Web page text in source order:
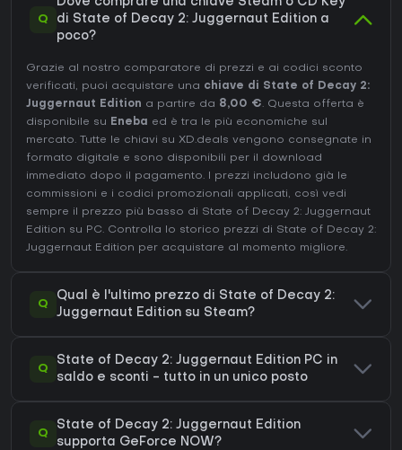
Q
Dove comprare una chiave Steam o CD Key
di State of Decay 2: Juggernaut Edition a
poco?
Grazie al nostro comparatore di prezzi e ai codici sconto
verificati, puoi acquistare una chiave di State of Decay 2:
Juggernaut Edition a partire da 8,00 €. Questa offerta è
disponibile su Eneba
ed è tra le più economiche sul
mercato. Tutte le chiavi su XD.deals vengono consegnate in
formato digitale e sono disponibili per il download
immediato dopo il pagamento. I prezzi includono già le
commissioni e i codici promozionali applicati, così vedi
sempre il prezzo più basso di State of Decay 2: Juggernaut
Edition su PC. Controlla lo storico prezzi di State of Decay 2:
Juggernaut Edition per acquistare al momento migliore.
Q
Qual è l'ultimo prezzo di State of Decay 2:
Juggernaut Edition su Steam?
Q
State of Decay 2: Juggernaut Edition PC in
saldo e sconti - tutto in un unico posto
Q
State of Decay 2: Juggernaut Edition
supporta GeForce NOW?